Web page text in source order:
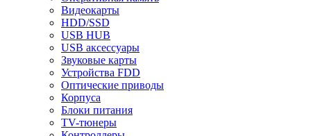
Видеокарты
HDD/SSD
USB HUB
USB аксессуары
Звуковые карты
Устройства FDD
Оптические приводы
Корпуса
Блоки питания
TV-тюнеры